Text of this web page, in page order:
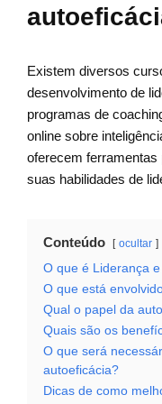
Existem diversos
desenvolvimento de
programas de
online sobre
oferecem
suas habilidades de
Conteúdo ocultar
O que é Liderança
O que está
Qual o papel da
Quais são os
O que será
autoeficácia?
Dicas de como